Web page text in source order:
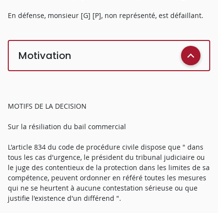
En défense, monsieur [G] [P], non représenté, est défaillant.
Motivation
MOTIFS DE LA DECISION
Sur la résiliation du bail commercial
L'article 834 du code de procédure civile dispose que " dans
tous les cas d'urgence, le président du tribunal judiciaire ou
le juge des contentieux de la protection dans les limites de sa
compétence, peuvent ordonner en référé toutes les mesures
qui ne se heurtent à aucune contestation sérieuse ou que
justifie l'existence d'un différend ".